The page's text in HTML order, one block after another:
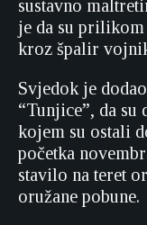
sustavno
je da su
kroz špalir
Svjedok je
“Tunjice”, da
kojem su ostali
početka
stavilo na teret
oružane pobune.